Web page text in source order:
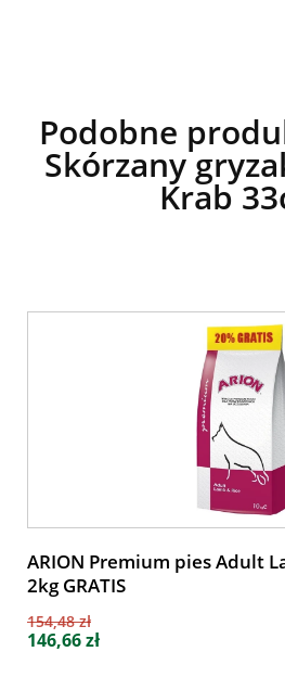
Podobne
Skórzany
Krab
ARION Premium pies Adult
2kg GRATIS
154,48 zł
146,66 zł